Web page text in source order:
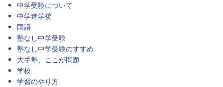
中学受験について
中学進学後
国語
塾なし中学受験
塾なし中学受験のすすめ
大手塾、ここが問題
学校
学習のやり方